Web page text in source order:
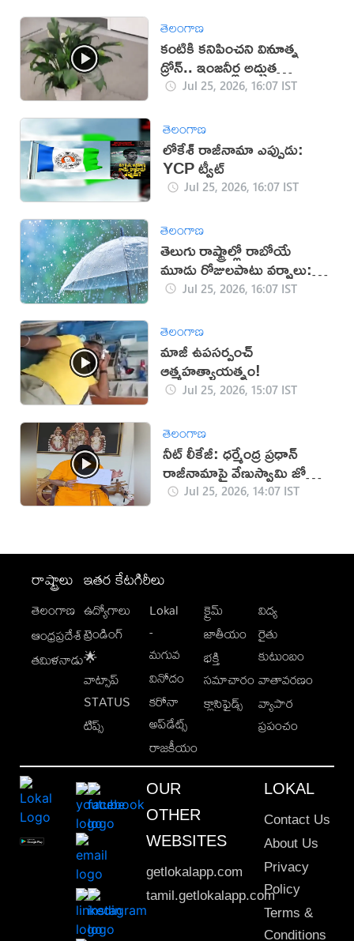
తెలంగాణ
కంటికి కనిపించని వినూత్న
డ్రోన్.. ఇంజనీర్ల అద్భుత
ఆవిష్కరణ
Jul 25, 2026, 16:07 IST
తెలంగాణ
లోకేశ్ రాజీనామా ఎప్పుడు:
YCP ట్వీట్
Jul 25, 2026, 16:07 IST
తెలంగాణ
తెలుగు రాష్ట్రాల్లో రాబోయే
మూడు రోజులపాటు వర్షాలు:
వాతావరణ శాఖ
Jul 25, 2026, 16:07 IST
తెలంగాణ
మాజీ ఉపసర్పంచ్
ఆత్మహత్యాయత్నం!
Jul 25, 2026, 15:07 IST
తెలంగాణ
నీట్ లీకేజీ: ధర్మేంద్ర ప్రధాన్
రాజీనామాపై వేణుస్వామి జోస్యం
వైరల్Jul 25, 2026, 14:07 IST
రాష్ట్రాలు
తెలంగాణ
ఆంధ్రప్రదేశ్
తమిళనాడు
ఇతర కేటగిరీలు
ఉద్యోగాలు
ట్రెండింగ్
🌟
వాట్సాప్
STATUS
టిప్స్
Lokal
-
మగువ
వినోదం
కరోనా
అప్‌డేట్స్
రాజకీయం
క్రైమ్
జాతీయం
భక్తి
సమాచారం
క్లాసిఫైడ్స్
విద్య
రైతు
కుటుంబం
వాతావరణం
వ్యాపార
ప్రపంచం
OUR
OTHER
WEBSITES
getlokalapp.com
tamil.getlokalapp.com
LOKAL
Contact Us
About Us
Privacy
Policy
Terms &
Conditions